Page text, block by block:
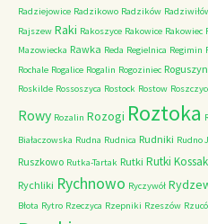
Radziejowice Radzikowo Radzików
Rajszew Raki Rakoszyce Rakowice Rakowiec
Mazowiecka Rawka Reda Regielnica Regimin
Rochale Rogalice Rogalin Rogoziniec Roguszyn
Roskilde Rossoszyca Rostock Rostow
Rowy Rozalin Rozogi Roztoka
Białaczowska Rudna Rudnica Rudniki Rudno
Ruszkowo Rutka-Tartak Rutki Rutki
Rychliki Rychnowo Ryczywół
Błota Rytro Rzeczyca Rzepniki Rzeszów